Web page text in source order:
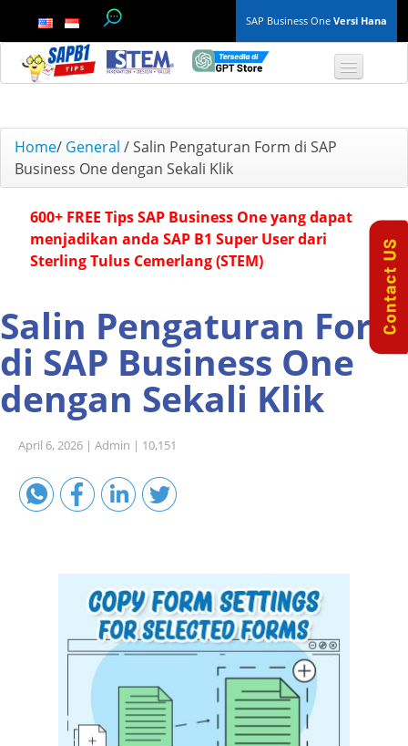
SAP Business One Versi Hana
TOP 10 B1 TIPS
General
Finance & Accounting
Inventory & Production
Project Management
Purchasing A/P
Technical
Home/ General /Salin Pengaturan Form di SAP
Business One dengan Sekali Klik
600+ FREE Tips SAP Business One yang dapat
menjadikan anda SAP B1 Super User dari
Sterling Tulus Cemerlang (STEM)
Salin Pengaturan Form
di SAP Business One
dengan Sekali Klik
April 6, 2026 | Admin | 10,151